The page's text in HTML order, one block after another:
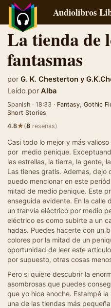
Audiolibros
La tienda de
fantasmas
por G. K. Chesterton y
Leído por Alba
Spanish · 18:33 · Fantasy, Gothic
Short Stories
4.8★(8 reseñas)
Casi todo lo mejor y más
por medio penique.
las estrellas, la tierra, la gente,
Las tienes gratis. Además, dejo
puedo mencionar en este
mitad de medio penique. Este
enseguida evidente. En la calle
un tranvía eléctrico por medio
eléctrico es como subirte a un
hadas. Puedes hacerte con un
colores por la mitad de un
oportunidad de leer este
por supuesto, otras cosas
Pero si quiere descubrir la
asombrosas que puedes
que yo hice anoche. Estampé
una de las tiendas más